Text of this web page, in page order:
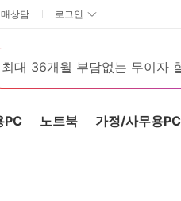
상담 로그인
PC 노트북 가정/사무용PC